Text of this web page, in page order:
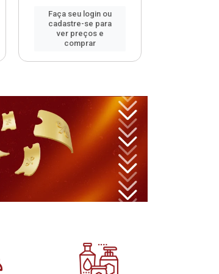
Faça seu login ou
cadastre-se para
ver preços e
comprar